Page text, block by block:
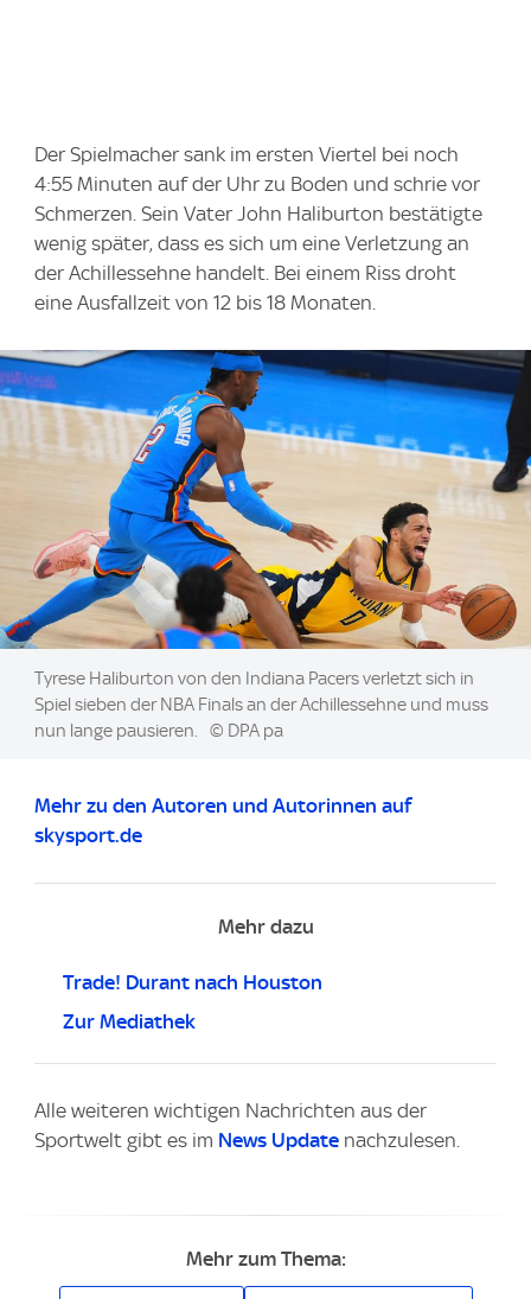
Der Spielmacher sank im ersten Viertel bei noch
4:55 Minuten auf der Uhr zu Boden und schrie vor
Schmerzen. Sein Vater John Haliburton bestätigte
wenig später, dass es sich um eine Verletzung an
der Achillessehne handelt. Bei einem Riss droht
eine Ausfallzeit von 12 bis 18 Monaten.
Image:
Tyrese Haliburton von den Indiana Pacers verletzt sich in
Spiel sieben der NBA Finals an der Achillessehne und muss
nun lange pausieren.
© DPA pa
Mehr zu den Autoren und Autorinnen auf
skysport.de
Mehr dazu
Trade! Durant nach Houston
Zur Mediathek
Alle weiteren wichtigen Nachrichten aus der
Sportwelt gibt es im News Update nachzulesen.
Mehr zum Thema: